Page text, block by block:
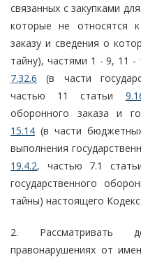
связанных с закупками
которые не относятся
заказу и сведения о
тайну), частями 1 - 9, 11 -
7.32.6 (в части
частью 11 статьи
оборонного заказа и
15.14 (в части
выполнения
19.4.2, частью 7.1
государственного
тайны) настоящего
2. Рассматривать
правонарушениях от